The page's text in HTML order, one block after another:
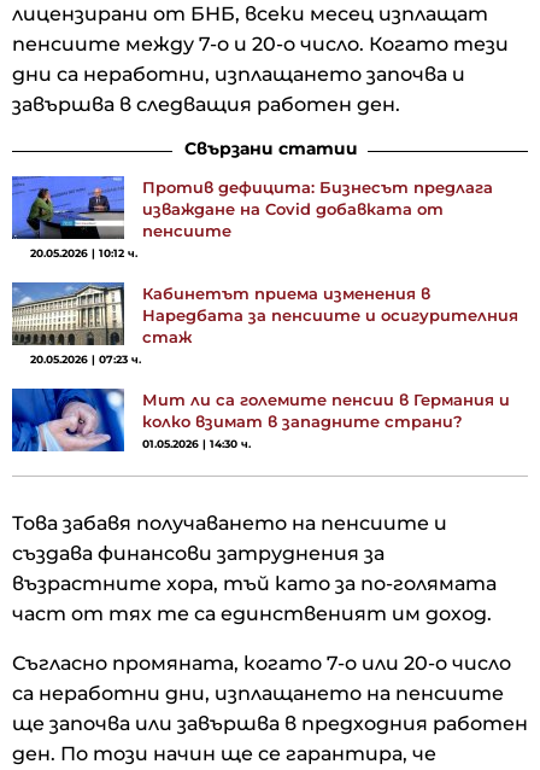
лицензирани от БНБ, всеки месец изплащат
пенсиите между 7-о и 20-о число. Когато тези
дни са неработни, изплащането започва и
завършва в следващия работен ден.
Свързани статии
Против дефицита: Бизнесът предлага
изваждане на Covid добавката от
пенсиите
20.05.2026 | 10:12 ч.
Кабинетът приема изменения в
Наредбата за пенсиите и осигурителния
стаж
20.05.2026 | 07:23 ч.
Мит ли са големите пенсии в Германия и
колко взимат в западните страни?
01.05.2026 | 14:30 ч.
Това забавя получаването на пенсиите и
създава финансови затруднения за
възрастните хора, тъй като за по-голямата
част от тях те са единственият им доход.
Съгласно промяната, когато 7-о или 20-о число
са неработни дни, изплащането на пенсиите
ще започва или завършва в предходния работен
ден. По този начин ще се гарантира, че